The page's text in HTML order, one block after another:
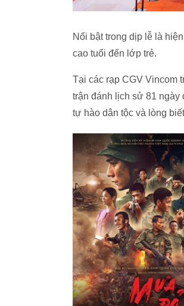
Nổi bật trong dịp lễ là
cao tuổi đến lớp trẻ.
Tại các rạp CGV Vincom
trận đánh lịch sử 81 ngày
tự hào dân tộc và lòng